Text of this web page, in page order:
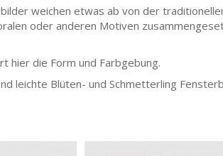
weichen etwas ab von der
oder anderen Motiven
hier die Form und Farbgebung.
leichte Blüten- und Schmetterling